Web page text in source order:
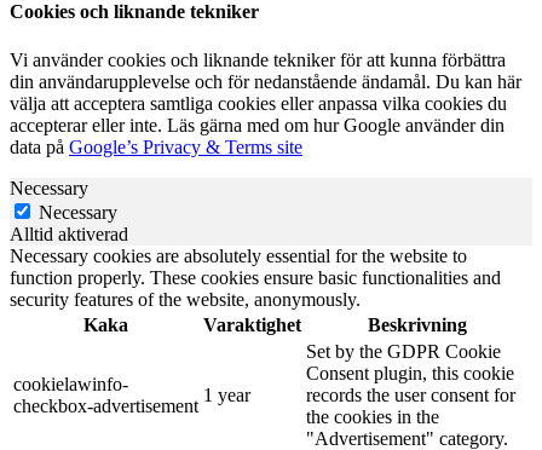
Cookies och liknande tekniker
Vi använder cookies och liknande tekniker för att kunna förbättra
din användarupplevelse och för nedanstående ändamål. Du kan här
välja att acceptera samtliga cookies eller anpassa vilka cookies du
accepterar eller inte. Läs gärna med om hur Google använder din
data på Google’s Privacy & Terms site
Necessary
Necessary
Alltid aktiverad
Necessary cookies are absolutely essential for the website to
function properly. These cookies ensure basic functionalities and
security features of the website, anonymously.
Kaka
Varaktighet Beskrivning
cookielawinfo-
checkbox-advertisement
1 year
Set by the GDPR Cookie
Consent plugin, this cookie
records the user consent for
the cookies in the
"Advertisement" category.